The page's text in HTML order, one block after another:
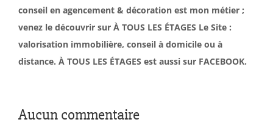
conseil en agencement & décoration est mon métier ;
venez le découvrir sur À TOUS LES ÉTAGES Le Site :
valorisation immobilière, conseil à domicile ou à
distance. À TOUS LES ÉTAGES est aussi sur FACEBOOK.
Aucun commentaire